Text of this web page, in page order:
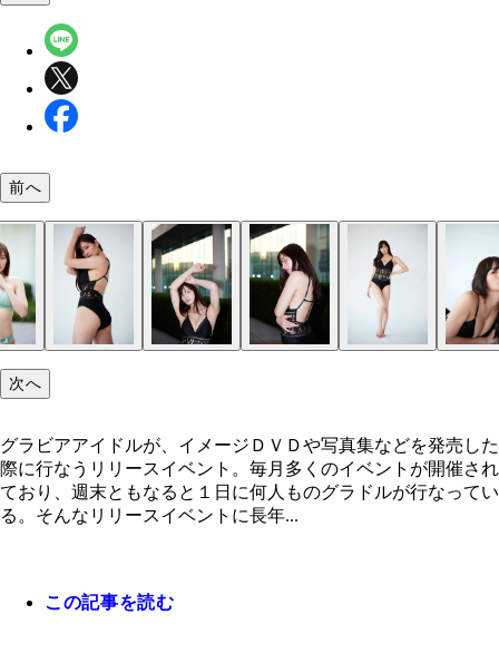
前へ
次へ
グラビアアイドルが、イメージＤＶＤや写真集などを発売した
際に行なうリリースイベント。毎月多くのイベントが開催され
ており、週末ともなると１日に何人ものグラドルが行なってい
る。そんなリリースイベントに長年...
この記事を読む